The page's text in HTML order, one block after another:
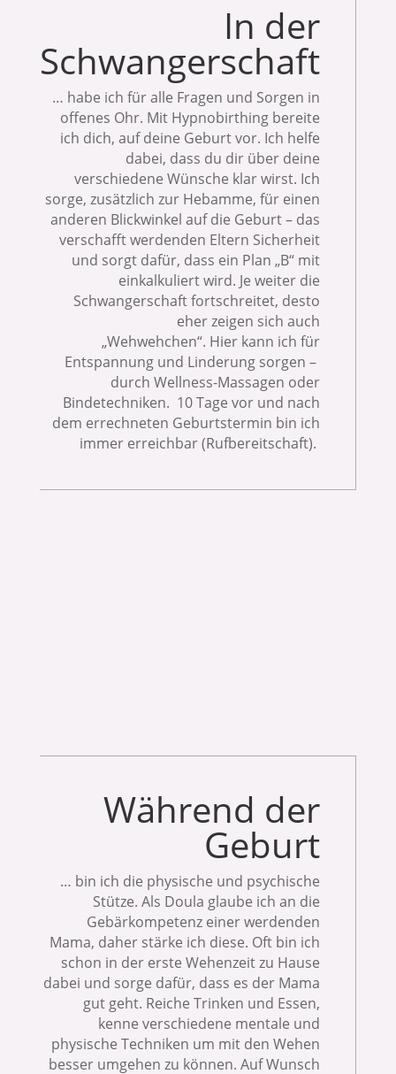
In der
Schwangerschaft
… habe ich für alle Fragen und Sorgen in
offenes Ohr. Mit Hypnobirthing bereite
ich dich, auf deine Geburt vor. Ich helfe
dabei, dass du dir über deine
verschiedene Wünsche klar wirst. Ich
sorge, zusätzlich zur Hebamme, für einen
anderen Blickwinkel auf die Geburt – das
verschafft werdenden Eltern Sicherheit
und sorgt dafür, dass ein Plan „B“ mit
einkalkuliert wird. Je weiter die
Schwangerschaft fortschreitet, desto
eher zeigen sich auch
„Wehwehchen“. Hier kann ich für
Entspannung und Linderung sorgen –
durch Wellness-Massagen oder
Bindetechniken. 10 Tage vor und nach
dem errechneten Geburtstermin bin ich
immer erreichbar (Rufbereitschaft).
Während der
Geburt
… bin ich die physische und psychische
Stütze. Als Doula glaube ich an die
Gebärkompetenz einer werdenden
Mama, daher stärke ich diese. Oft bin ich
schon in der erste Wehenzeit zu Hause
dabei und sorge dafür, dass es der Mama
gut geht. Reiche Trinken und Essen,
kenne verschiedene mentale und
physische Techniken um mit den Wehen
besser umgehen zu können. Auf Wunsch